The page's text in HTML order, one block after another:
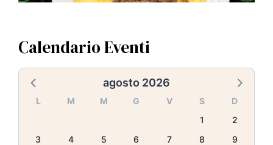
Calendario Eventi
agosto 2026
L M M G V S
D
1
2
3
4 5 6 7 8
9